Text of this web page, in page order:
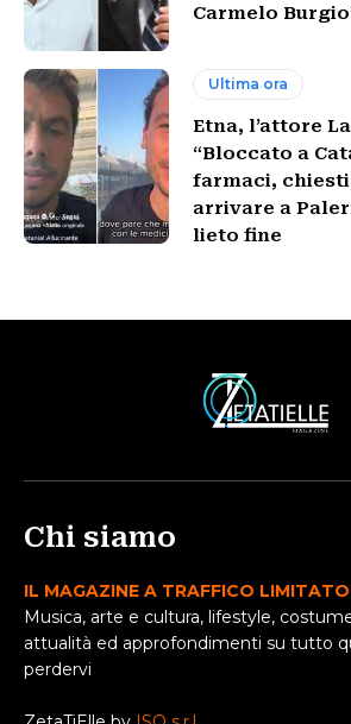
Carmelo
Ultima ora
Etna, l’attore
“Bloccato a
farmaci, chiesti
arrivare a
lieto fine
Chi siamo
IL MAGAZINE A TRAFFICO LIMITATO
Musica, arte e cultura, lifestyle,
attualità ed approfondimenti su tutto
perdervi